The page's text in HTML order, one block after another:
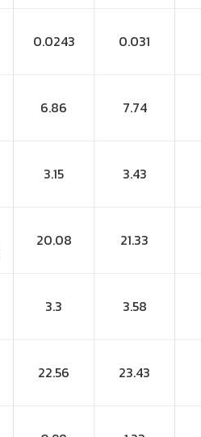
0.0243 0.031
6.86 7.74
3.15 3.43
20.08 21.33
3.3 3.58
22.56 23.43